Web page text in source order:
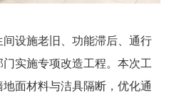
设施老旧、功能滞后、通行
实施专项改造工程。本次工
面材料与洁具隔断，优化通